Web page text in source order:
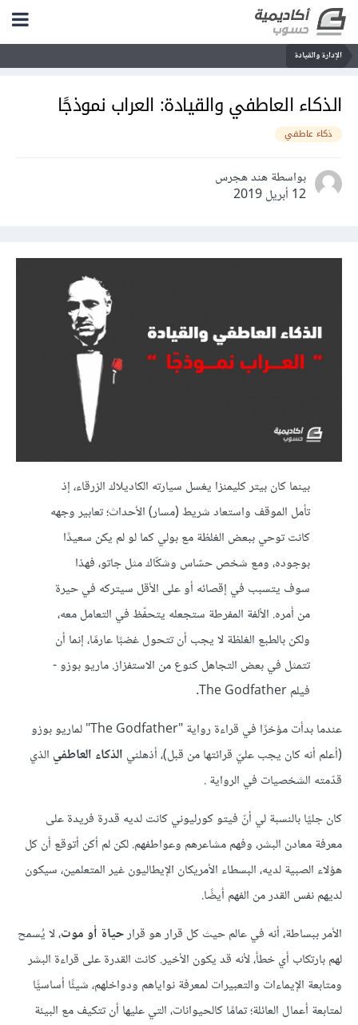
الإدارة والقيادة
الذكاء العاطفي والقيادة: العراب نموذجًا
ذكاء عاطفي
بواسطة هند هجرس
12 أبريل 2019
بينما كان بيتر كليمنزا يغسل سيارته الكاديلاك الزرقاء، إذ
تأمل الموقف واستعاد شريط (مسار) الأحداث؛ تعابير وجهه
كانت توحي ببعض الغلظة مع بولي كما لو لم يكن سعيدًا
بوجوده، ومع شخص حسّاس وشكّاك مثل جاتو، فهذا
سوف يتسبب في إقصائه أو على الأقل سيتركه في حيرة
من أمره. الألفة المفرطة ستجعله يتحفّظ في التعامل معه،
ولكن بالطبع الغلظة لا يجب أن تتحول غضبًا عارمًا، إنما أن
تتمثل في بعض التجاهل كنوع من الاستفزاز. ماريو بوزو -
فيلم The Godfather.
عندما بدأت مؤخرًا في قراءة رواية "The Godfather" لماريو بوزو
(أعلم أنه كان يجب عليّ قرائتها من قبل)، أذهلني الذكاء العاطفي الذي
قدّمته الشخصيات في الرواية .
كان جليًا بالنسبة لي أنّ فيتو كورليوني كانت لديه قدرة فريدة على
معرفة معادن البشر، وفهم مشاعرهم وعواطفهم. لكن لم أكن أتوقع أن كل
هؤلاء الصبية لديه، البسطاء الأمريكان الإيطاليون غير المتعلمين، سيكون
لديهم نفس القدر من الفهم أيضًا.
الأمر ببساطة، أنه في عالم حيث كل قرار هو قرارحياة أو موت، لا يُسمح
لهم بارتكاب أي خطأ، لأنه قد يكون الأخير. كانت القدرة على قراءة البشر
ومتابعة الإيماءات والتعبيرات لمعرفة نواياهم ودواخلهم، شيئًا أساسيًّا
لمتابعة أعمال العائلة؛ تمامًا كالحيوانات، التي عليها أن تتكيف مع البيئة